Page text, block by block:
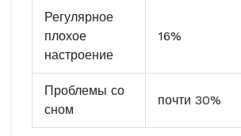
Регулярное
плохое
настроение
16%
Проблемы со
сном
почти 30%